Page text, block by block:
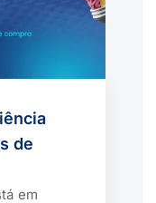
de
em